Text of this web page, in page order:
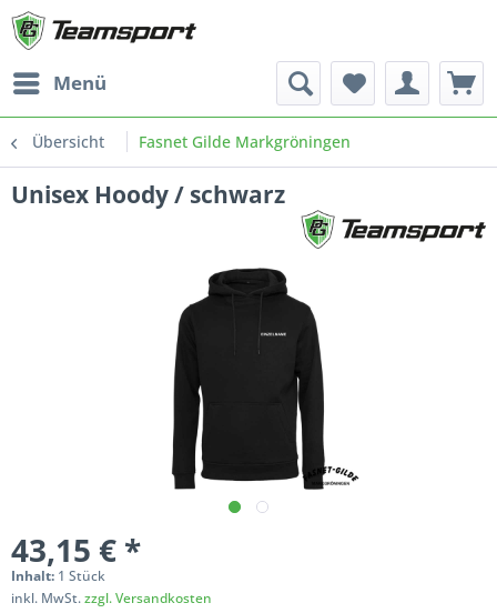
Menü
Übersicht Fasnet Gilde Markgröningen
Unisex Hoody / schwarz
43,15 € *
Inhalt: 1 Stück
inkl. MwSt.zzgl. Versandkosten